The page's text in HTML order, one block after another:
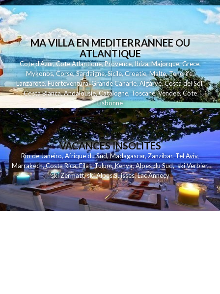
MA VILLA EN MEDITERRANNEE OU
ATLANTIQUE
Cote d'Azur,Cote Atlantique,Provence,Ibiza,Majorque,Grece,
Mykonos,Corse,Sardaigne,Sicile,Croatie,Malte,Tenerife,
Lanzarote,Fuerteventura,Grande Canarie,Algarve,Costa del Sol,
Costa Blanca,Andalousie,Catalogne,Toscane,Vendee,Cote
Lisbonne
VACANCES INSOLITES
Rio de Janeiro,Afrique du Sud,Madagascar,Zanzibar,Tel Aviv,
Marrakech,Costa Rica,Eilat,Tulum,Kenya,Alpes du Sud,ski Verbier,
ski Zermatt,ski Alpes Suisses,Lac Annecy